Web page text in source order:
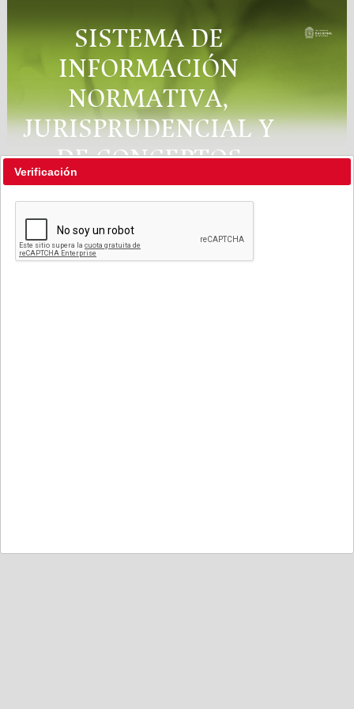
SISTEMA DE
INFORMACIÓN
NORMATIVA,
JURISPRUDENCIAL Y
DE CONCEPTOS
"RÉGIMEN LEGAL"
Verificación